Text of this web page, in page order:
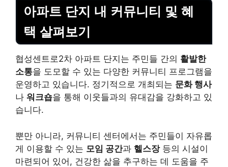
아파트 단지 내 커뮤니티 및 혜
택 살펴보기
협성센트로2차 아파트 단지는 주민들 간의 활발한
소통을 도모할 수 있는 다양한 커뮤니티 프로그램을
운영하고 있습니다. 정기적으로 개최되는 문화 행사
나 워크숍을 통해 이웃들과의 유대감을 강화하고 있
습니다.
뿐만 아니라, 커뮤니티 센터에서는 주민들이 자유롭
게 이용할 수 있는 모임 공간과 헬스장등의 시설이
마련되어 있어, 건강한 삶을 추구하는 데 도움을 주